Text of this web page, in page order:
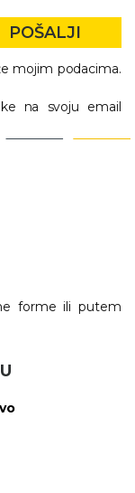
POŠALJI
mojim podacima.
na svoju email
forme ili putem